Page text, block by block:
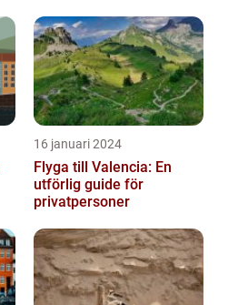
16 januari 2024
Flyga till Valencia: En
utförlig guide för
privatpersoner